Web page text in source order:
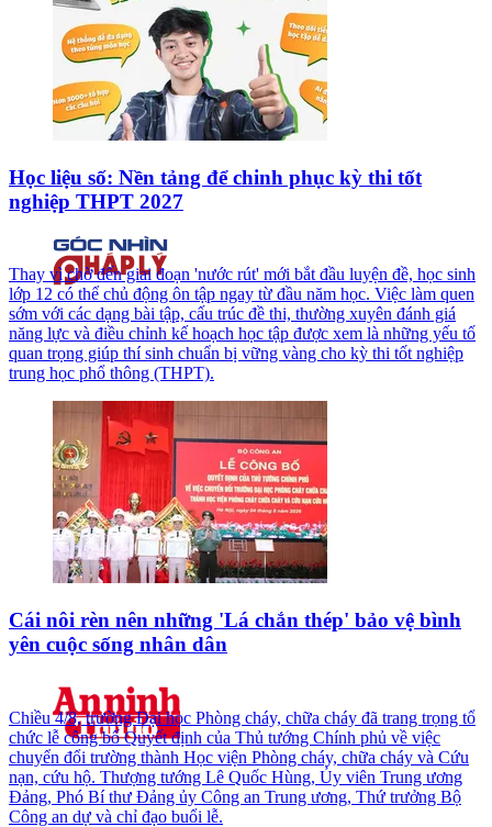
Học liệu số: Nền tảng để chinh phục kỳ thi tốt
nghiệp THPT 2027
Thay vì chờ đến giai đoạn 'nước rút' mới bắt đầu luyện đề, học sinh
lớp 12 có thể chủ động ôn tập ngay từ đầu năm học. Việc làm quen
sớm với các dạng bài tập, cấu trúc đề thi, thường xuyên đánh giá
năng lực và điều chỉnh kế hoạch học tập được xem là những yếu tố
quan trọng giúp thí sinh chuẩn bị vững vàng cho kỳ thi tốt nghiệp
trung học phổ thông (THPT).
Cái nôi rèn nên những 'Lá chắn thép' bảo vệ bình
yên cuộc sống nhân dân
Chiều 4/8, trường Đại học Phòng cháy, chữa cháy đã trang trọng tổ
chức lễ công bố Quyết định của Thủ tướng Chính phủ về việc
chuyển đổi trường thành Học viện Phòng cháy, chữa cháy và Cứu
nạn, cứu hộ. Thượng tướng Lê Quốc Hùng, Ủy viên Trung ương
Đảng, Phó Bí thư Đảng ủy Công an Trung ương, Thứ trưởng Bộ
Công an dự và chỉ đạo buổi lễ.